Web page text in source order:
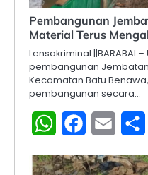
Pembangunan
Material Terus
Lensakriminal ||BARABAI
pembangunan
Kecamatan Batu
pembangunan secara…
WhatsAppFacebook
Email